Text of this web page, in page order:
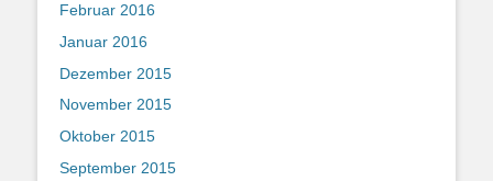
Februar 2016
Januar 2016
Dezember 2015
November 2015
Oktober 2015
September 2015